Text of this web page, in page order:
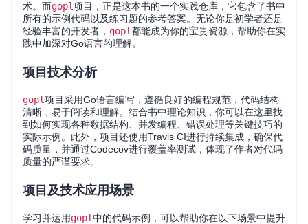
术。而gopl项目，正是这本书的一个实践仓库，它包含了书中
所有的示例代码以及练习题的参考答案。无论你是初学者还是
经验丰富的开发者， gopl都能成为你的宝贵资源，帮助你在实
践中加深对Go语言的理解。
项目技术分析
gopl项目采用Go语言编写，遵循良好的编程规范，代码结构
清晰，易于阅读和理解。结合书中理论知识，你可以在这里找
到如何实现各种数据结构、并发编程、错误处理等关键技巧的
实际示例。此外，项目还使用Travis CI进行持续集成，确保代
码质量，并通过Codecov进行覆盖率测试，体现了作者对代码
质量的严谨要求。
项目及技术应用场景
学习并运用gopl中的代码示例，可以帮助你在以下场景中提升